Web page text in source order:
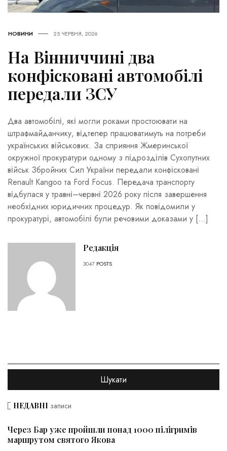
НОВИНИ 25 ЧЕРВНЯ, 2026
На Вінниччині два
конфісковані автомобілі
передали ЗСУ
Два автомобілі, які могли роками простоювати на
штрафмайданчику, відтепер працюватимуть на потреби
українських військових. За сприяння Жмеринської
окружної прокуратури одному з підрозділів Сухопутних
військ Збройних Сил України передали конфісковані
Renault Kangoo та Ford Focus. Передача транспорту
відбулася у травні–червні 2026 року після завершення
необхідних юридичних процедур. Як повідомили у
прокуратурі, автомобілі були речовими доказами у […]
Редакція
3047 POSTS
НЕДАВНІ записи
Через Бар уже пройшли понад 1000 пілігримів
маршрутом святого Якова